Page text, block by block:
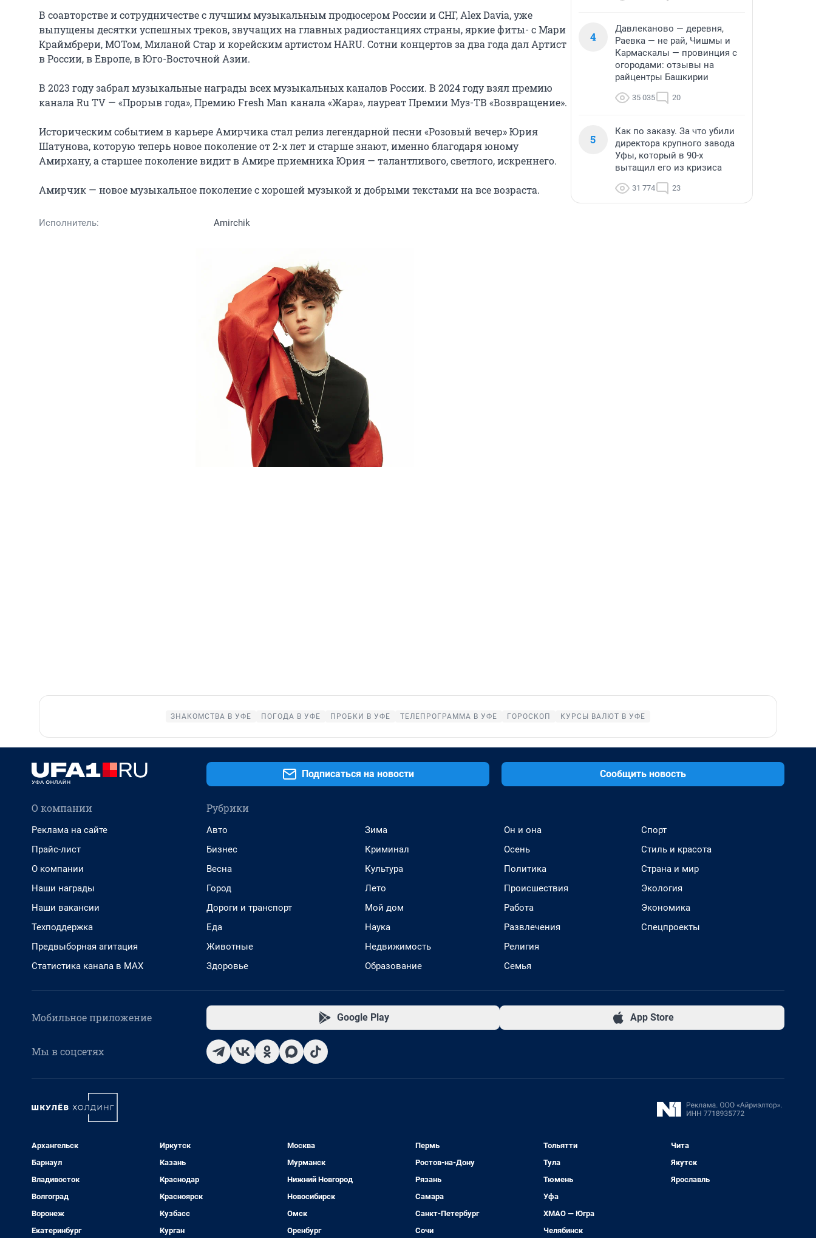
В соавторстве и сотрудничестве с лучшим музыкальным продюсером России и СНГ, Alex Davia, уже
выпущены десятки успешных треков, звучащих на главных радиостанциях страны, яркие фиты- с Мари
Краймбрери, МОТом, Миланой Стар и корейским артистом HARU. Сотни концертов за два года дал Артист
в России, в Европе, в Юго-Восточной Азии.
В 2023 году забрал музыкальные награды всех музыкальных каналов России. В 2024 году взял премию
канала Ru TV — «Прорыв года», Премию Fresh Man канала «Жара», лауреат Премии Муз-ТВ «Возвращение».
Историческим событием в карьере Амирчика стал релиз легендарной песни «Розовый вечер» Юрия
Шатунова, которую теперь новое поколение от 2-х лет и старше знают, именно благодаря юному
Амирхану, а старшее поколение видит в Амире приемника Юрия — талантливого, светлого, искреннего.
Амирчик — новое музыкальное поколение с хорошей музыкой и добрыми текстами на все возраста.
Исполнитель: Amirchik
4
Давлеканово — деревня,
Раевка — не рай, Чишмы и
Кармаскалы — провинция с
огородами: отзывы на
райцентры Башкирии
35 035 20
5
Как по заказу. За что убили
директора крупного завода
Уфы, который в 90-х
вытащил его из кризиса
31 774 23
ЗНАКОМСТВА В УФЕ ПОГОДА В УФЕ ПРОБКИ В УФЕ ТЕЛЕПРОГРАММА В УФЕ ГОРОСКОП КУРСЫ ВАЛЮТ В УФЕ
Подписаться на новости Сообщить новость
О компании
Реклама на сайте
Прайс-лист
О компании
Наши награды
Наши вакансии
Техподдержка
Предвыборная агитация
Статистика канала в MAX
Рубрики
Авто
Бизнес
Весна
Город
Дороги и транспорт
Еда
Животные
Здоровье
Зима
Криминал
Культура
Лето
Мой дом
Наука
Недвижимость
Образование
Он и она
Осень
Политика
Происшествия
Работа
Развлечения
Религия
Семья
Спорт
Стиль и красота
Страна и мир
Экология
Экономика
Спецпроекты
Мобильное приложение Google Play App Store
Мы в соцсетях
Архангельск
Барнаул
Владивосток
Волгоград
Воронеж
Екатеринбург
Иркутск
Казань
Краснодар
Красноярск
Кузбасс
Курган
Москва
Мурманск
Нижний Новгород
Новосибирск
Омск
Оренбург
Пермь
Ростов-на-Дону
Рязань
Самара
Санкт-Петербург
Сочи
Тольятти
Тула
Тюмень
Уфа
ХМАО — Югра
Челябинск
Чита
Якутск
Ярославль